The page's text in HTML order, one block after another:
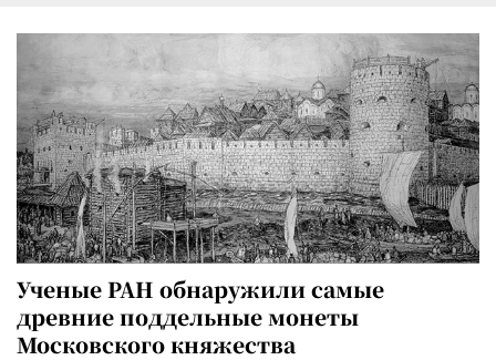
Ученые РАН обнаружили самые
древние поддельные монеты
Московского княжества